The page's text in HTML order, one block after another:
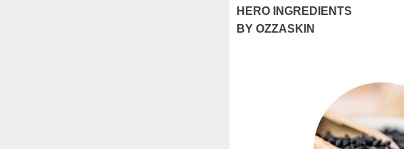
HERO INGREDIENTS
BY OZZASKIN